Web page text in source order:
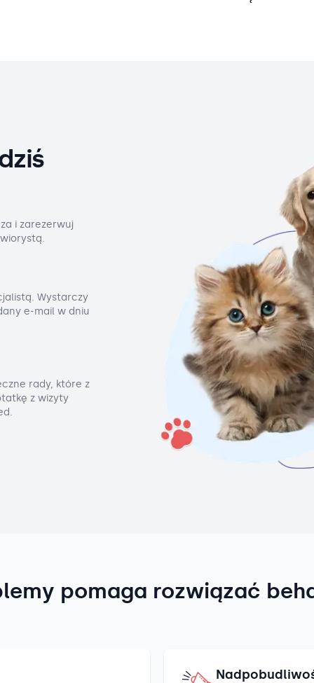
i zarezerwuj
Wystarczy
e-mail w dniu
rady, które z
z wizyty
pomaga rozwiązać